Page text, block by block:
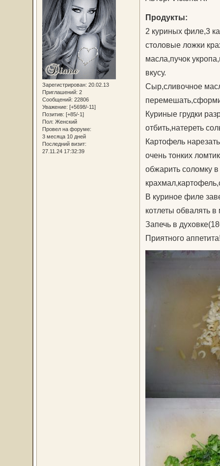
Зарегистрирован: 20.02.13
Приглашений: 2
Сообщений: 22806
Уважение: [+5698/-11]
Позитив: [+85/-1]
Пол: Женский
Провел на форуме:
3 месяца 10 дней
Последний визит:
27.11.24 17:32:39
Продукты:
2 куриных филе,3
столовые ложки
масла,пучок
вкусу.
Сыр,сливочное
Куриные грудки
отбить,натереть
Картофель
очень тонких
обжарить соломку
В куриное филе
котлеты обвалять
Запечь в
Приятного